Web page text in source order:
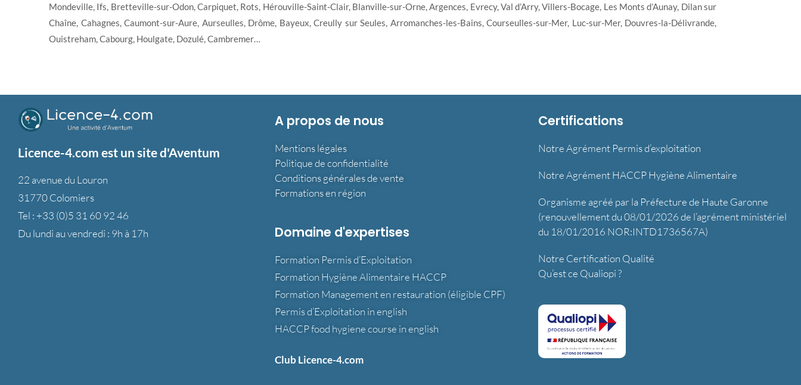
Mondeville, Ifs, Bretteville-sur-Odon, Carpiquet, Rots, Hérouville-Saint-Clair, Blanville-sur-Orne, Argences, Evrecy, Val d’Arry, Villers-Bocage, Les Monts d’Aunay, Dilan sur
Chaîne, Cahagnes, Caumont-sur-Aure, Aurseulles, Drôme, Bayeux, Creully sur Seules, Arromanches-les-Bains, Courseulles-sur-Mer, Luc-sur-Mer, Douvres-la-Délivrande,
Ouistreham, Cabourg, Houlgate, Dozulé, Cambremer…
Licence-4.com est un site d'Aventum
22 avenue du Louron
31770 Colomiers
Tel : +33 (0)5 31 60 92 46
Du lundi au vendredi : 9h à 17h
A propos de nous
Mentions légales
Politique de confidentialité
Conditions générales de vente
Formations en région
Domaine d'expertises
Formation Permis d’Exploitation
Formation Hygiène Alimentaire HACCP
Formation Management en restauration (éligible CPF)
Permis d’Exploitation in english
HACCP food hygiene course in english
Club Licence-4.com
Certifications
Notre Agrément Permis d’exploitation
Notre Agrément HACCP Hygiène Alimentaire
Organisme agréé par la Préfecture de Haute Garonne
(renouvellement du 08/01/2026 de l’agrément ministériel
du 18/01/2016 NOR:INTD1736567A)
Notre Certification Qualité
Qu’est ce Qualiopi ?